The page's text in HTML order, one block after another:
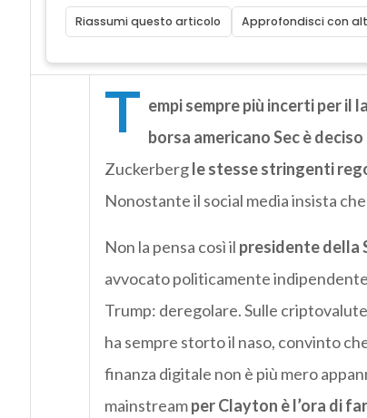
Riassumi questo articolo Approfondisci con
T empi sempre più incerti per il
borsa americano Sec è
Zuckerbergle stesse stringenti
Nonostante il social media insista
Non la pensa così il presidente della
avvocato politicamente
Trump: deregolare. Sulle
ha sempre storto il naso, convinto
finanza digitale non è più mero
mainstreamper Clayton è l’ora di